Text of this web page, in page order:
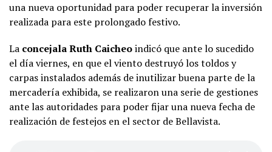
una nueva oportunidad para poder recuperar la inversión
realizada para este prolongado festivo.
La concejala Ruth Caicheoindicó que ante lo sucedido
el día viernes, en que el viento destruyó los toldos y
carpas instalados además de inutilizar buena parte de la
mercadería exhibida, se realizaron una serie de gestiones
ante las autoridades para poder fijar una nueva fecha de
realización de festejos en el sector de Bellavista.